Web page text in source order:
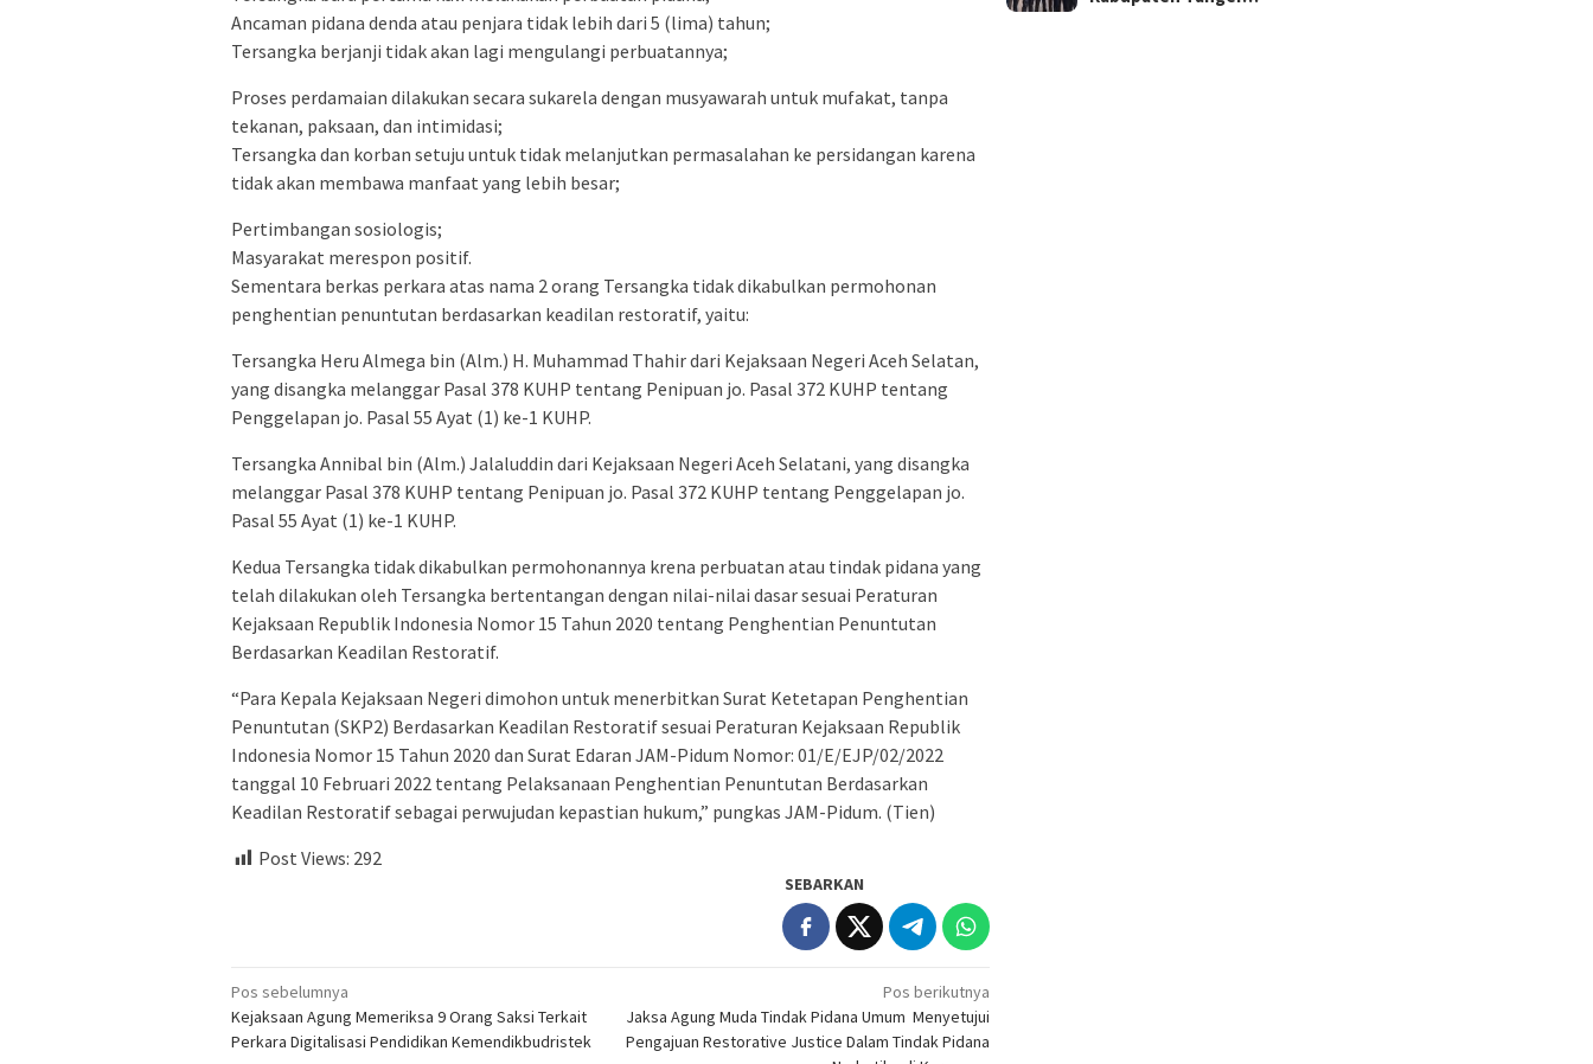
Ancaman pidana denda atau penjara tidak lebih dari 5 (lima) tahun;
Tersangka berjanji tidak akan lagi mengulangi perbuatannya;
Proses perdamaian dilakukan secara sukarela dengan musyawarah untuk mufakat, tanpa
tekanan, paksaan, dan intimidasi;
Tersangka dan korban setuju untuk tidak melanjutkan permasalahan ke persidangan karena
tidak akan membawa manfaat yang lebih besar;
Pertimbangan sosiologis;
Masyarakat merespon positif.
Sementara berkas perkara atas nama 2 orang Tersangka tidak dikabulkan permohonan
penghentian penuntutan berdasarkan keadilan restoratif, yaitu:
Tersangka Heru Almega bin (Alm.) H. Muhammad Thahir dari Kejaksaan Negeri Aceh Selatan,
yang disangka melanggar Pasal 378 KUHP tentang Penipuan jo. Pasal 372 KUHP tentang
Penggelapan jo. Pasal 55 Ayat (1) ke-1 KUHP.
Tersangka Annibal bin (Alm.) Jalaluddin dari Kejaksaan Negeri Aceh Selatani, yang disangka
melanggar Pasal 378 KUHP tentang Penipuan jo. Pasal 372 KUHP tentang Penggelapan jo.
Pasal 55 Ayat (1) ke-1 KUHP.
Kedua Tersangka tidak dikabulkan permohonannya krena perbuatan atau tindak pidana yang
telah dilakukan oleh Tersangka bertentangan dengan nilai-nilai dasar sesuai Peraturan
Kejaksaan Republik Indonesia Nomor 15 Tahun 2020 tentang Penghentian Penuntutan
Berdasarkan Keadilan Restoratif.
“Para Kepala Kejaksaan Negeri dimohon untuk menerbitkan Surat Ketetapan Penghentian
Penuntutan (SKP2) Berdasarkan Keadilan Restoratif sesuai Peraturan Kejaksaan Republik
Indonesia Nomor 15 Tahun 2020 dan Surat Edaran JAM-Pidum Nomor: 01/E/EJP/02/2022
tanggal 10 Februari 2022 tentang Pelaksanaan Penghentian Penuntutan Berdasarkan
Keadilan Restoratif sebagai perwujudan kepastian hukum,” pungkas JAM-Pidum. (Tien)
Post Views: 292
SEBARKAN
Navigasi
pos
Pos sebelumnya
Kejaksaan Agung Memeriksa 9 Orang Saksi Terkait
Perkara Digitalisasi Pendidikan Kemendikbudristek
Pos berikutnya
Jaksa Agung Muda Tindak Pidana Umum Menyetujui
Pengajuan Restorative Justice Dalam Tindak Pidana